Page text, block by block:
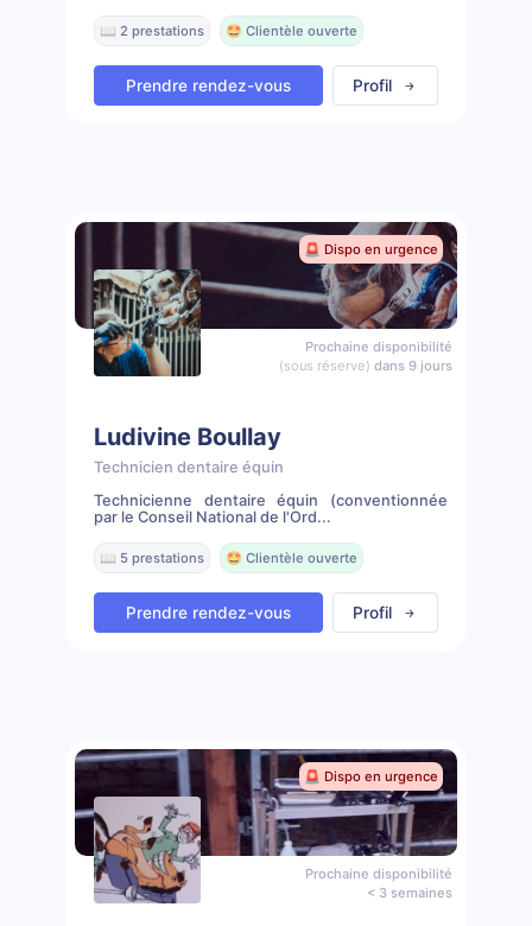
📖 2 prestations 🤩 Clientèle ouverte
Prendre rendez-vous Profil
🚨 Dispo en urgence
Prochaine disponibilité
(sous réserve) dans 9 jours
Ludivine Boullay
Technicien dentaire équin
Technicienne dentaire équin (conventionnée
par le Conseil National de l'Ord...
📖 5 prestations 🤩 Clientèle ouverte
Prendre rendez-vous Profil
🚨 Dispo en urgence
Prochaine disponibilité
< 3 semaines